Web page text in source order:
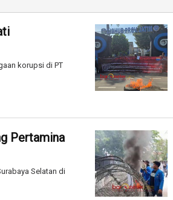
korupsi di PT
Pertamina
Selatan di